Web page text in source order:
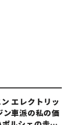
エレクトリッ
ン車派の私の価